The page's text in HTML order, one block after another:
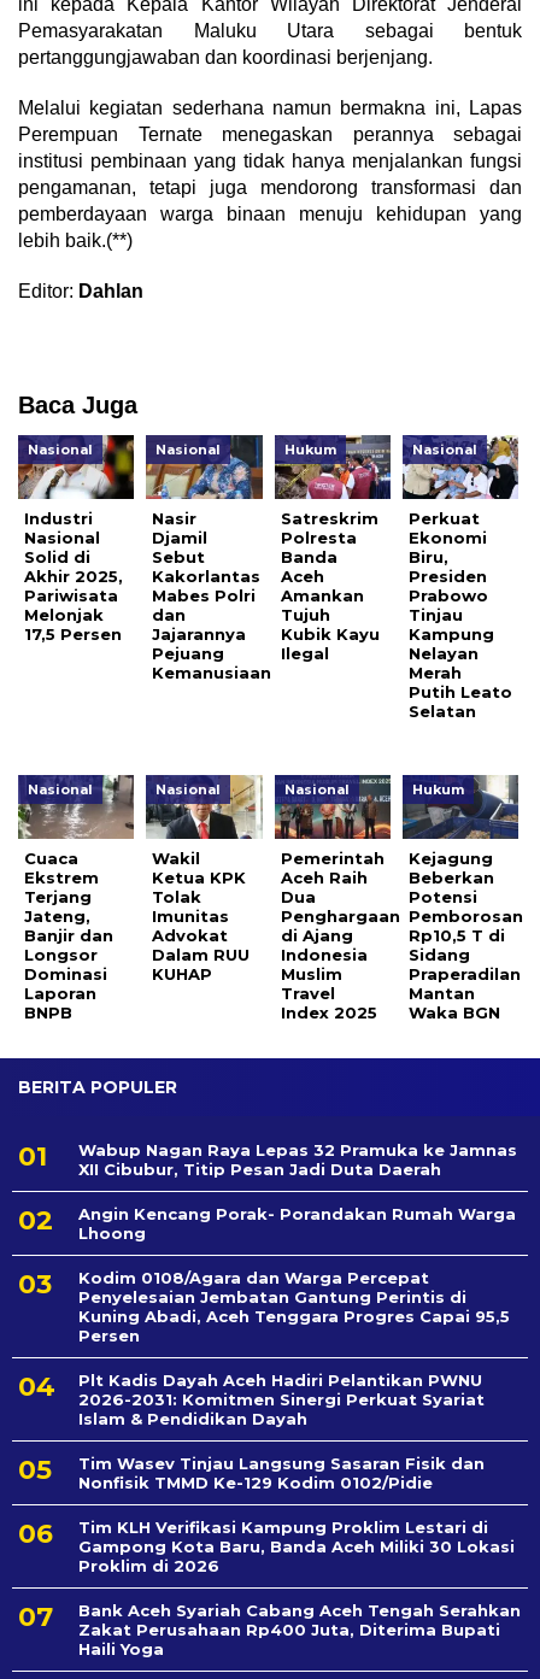
ini kepada Kepala Kantor Wilayah Direktorat Jenderal
Pemasyarakatan Maluku Utara sebagai bentuk
pertanggungjawaban dan koordinasi berjenjang.
Melalui kegiatan sederhana namun bermakna ini, Lapas
Perempuan Ternate menegaskan perannya sebagai
institusi pembinaan yang tidak hanya menjalankan fungsi
pengamanan, tetapi juga mendorong transformasi dan
pemberdayaan warga binaan menuju kehidupan yang
lebih baik.(**)
Editor: Dahlan
Baca Juga
Nasional
Industri
Nasional
Solid di
Akhir 2025,
Pariwisata
Melonjak
17,5 Persen
Nasional
Nasir
Djamil
Sebut
Kakorlantas
Mabes Polri
dan
Jajarannya
Pejuang
Kemanusiaan
Hukum
Satreskrim
Polresta
Banda
Aceh
Amankan
Tujuh
Kubik Kayu
Ilegal
Nasional
Perkuat
Ekonomi
Biru,
Presiden
Prabowo
Tinjau
Kampung
Nelayan
Merah
Putih Leato
Selatan
Nasional
Cuaca
Ekstrem
Terjang
Jateng,
Banjir dan
Longsor
Dominasi
Laporan
BNPB
Nasional
Wakil
Ketua KPK
Tolak
Imunitas
Advokat
Dalam RUU
KUHAP
Nasional
Pemerintah
Aceh Raih
Dua
Penghargaan
di Ajang
Indonesia
Muslim
Travel
Index 2025
Hukum
Kejagung
Beberkan
Potensi
Pemborosan
Rp10,5 T di
Sidang
Praperadilan
Mantan
Waka BGN
BERITA POPULER
Wabup Nagan Raya Lepas 32 Pramuka ke Jamnas
XII Cibubur, Titip Pesan Jadi Duta Daerah
Angin Kencang Porak- Porandakan Rumah Warga
Lhoong
Kodim 0108/Agara dan Warga Percepat
Penyelesaian Jembatan Gantung Perintis di
Kuning Abadi, Aceh Tenggara Progres Capai 95,5
Persen
Plt Kadis Dayah Aceh Hadiri Pelantikan PWNU
2026-2031: Komitmen Sinergi Perkuat Syariat
Islam & Pendidikan Dayah
Tim Wasev Tinjau Langsung Sasaran Fisik dan
Nonfisik TMMD Ke-129 Kodim 0102/Pidie
Tim KLH Verifikasi Kampung Proklim Lestari di
Gampong Kota Baru, Banda Aceh Miliki 30 Lokasi
Proklim di 2026
Bank Aceh Syariah Cabang Aceh Tengah Serahkan
Zakat Perusahaan Rp400 Juta, Diterima Bupati
Haili Yoga